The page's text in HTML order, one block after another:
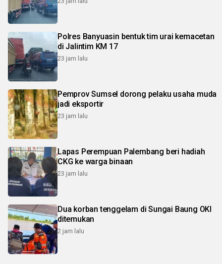
Polres Banyuasin bentuk tim urai kemacetan
di Jalintim KM 17
23 jam lalu
Pemprov Sumsel dorong pelaku usaha muda
jadi eksportir
23 jam lalu
Lapas Perempuan Palembang beri hadiah
CKG ke warga binaan
23 jam lalu
Dua korban tenggelam di Sungai Baung OKI
ditemukan
2 jam lalu